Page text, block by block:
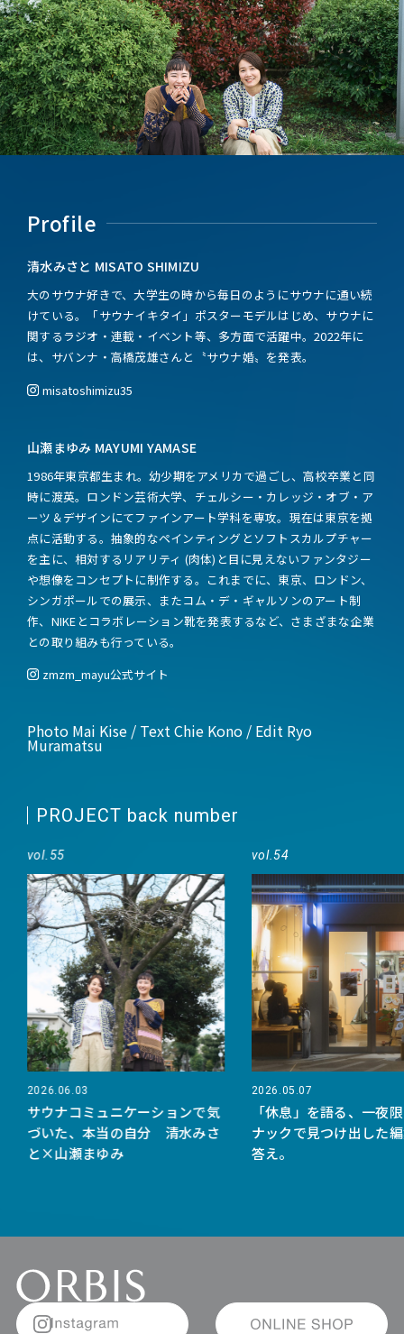
Profile
清水みさと MISATO SHIMIZU
大のサウナ好きで、大学生の時から毎日のようにサウナに通い続
けている。「サウナイキタイ」ポスターモデルはじめ、サウナに
関するラジオ・連載・イベント等、多方面で活躍中。2022年に
は、サバンナ・高橋茂雄さんと〝サウナ婚〟を発表。
misatoshimizu35
山瀬まゆみ MAYUMI YAMASE
1986年東京都生まれ。幼少期をアメリカで過ごし、高校卒業と同
時に渡英。ロンドン芸術大学、チェルシー・カレッジ・オブ・ア
ーツ＆デザインにてファインアート学科を専攻。現在は東京を拠
点に活動する。抽象的なペインティングとソフトスカルプチャー
を主に、相対するリアリティ (肉体)と目に見えないファンタジー
や想像をコンセプトに制作する。これまでに、東京、ロンドン、
シンガポールでの展示、またコム・デ・ギャルソンのアート制
作、NIKEとコラボレーション靴を発表するなど、さまざまな企業
との取り組みも行っている。
zmzm_mayu公式サイト
Photo Mai Kise / Text Chie Kono / Edit Ryo
Muramatsu
PROJECT back number
vol.55
2026.06.03
サウナコミュニケーションで気
づいた、本当の自分 清水みさ
と×山瀬まゆみ
vol.54
2026.05.07
「休息」を語る、一夜
ナックで見つけ出した
答え。